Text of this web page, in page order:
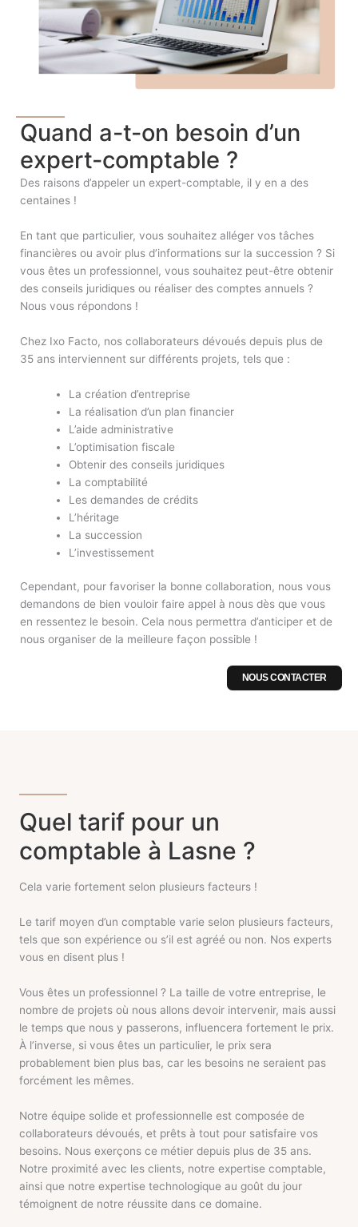
Quand a-t-on besoin d’un
expert-comptable ?
Des raisons d’appeler un expert-comptable, il y en a des
centaines !
En tant que particulier, vous souhaitez alléger vos tâches
financières ou avoir plus d’informations sur la succession ? Si
vous êtes un professionnel, vous souhaitez peut-être obtenir
des conseils juridiques ou réaliser des comptes annuels ?
Nous vous répondons !
Chez Ixo Facto, nos collaborateurs dévoués depuis plus de
35 ans interviennent sur différents projets, tels que :
La création d’entreprise
La réalisation d’un plan financier
L’aide administrative
L’optimisation fiscale
Obtenir des conseils juridiques
La comptabilité
Les demandes de crédits
L’héritage
La succession
L’investissement
Cependant, pour favoriser la bonne collaboration, nous vous
demandons de bien vouloir faire appel à nous dès que vous
en ressentez le besoin. Cela nous permettra d’anticiper et de
nous organiser de la meilleure façon possible !
NOUS CONTACTER
Quel tarif pour un
comptable à Lasne ?
Cela varie fortement selon plusieurs facteurs !
Le tarif moyen d’un comptable varie selon plusieurs facteurs,
tels que son expérience ou s’il est agréé ou non. Nos experts
vous en disent plus !
Vous êtes un professionnel ? La taille de votre entreprise, le
nombre de projets où nous allons devoir intervenir, mais aussi
le temps que nous y passerons, influencera fortement le prix.
À l’inverse, si vous êtes un particulier, le prix sera
probablement bien plus bas, car les besoins ne seraient pas
forcément les mêmes.
Notre équipe solide et professionnelle est composée de
collaborateurs dévoués, et prêts à tout pour satisfaire vos
besoins. Nous exerçons ce métier depuis plus de 35 ans.
Notre proximité avec les clients, notre expertise comptable,
ainsi que notre expertise technologique au goût du jour
témoignent de notre réussite dans ce domaine.